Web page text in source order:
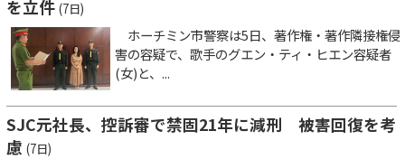
を立件 (7日)
ホーチミン市警察は5日、著作権・著作隣接権侵
害の容疑で、歌手のグエン・ティ・ヒエン容疑者
(女)と、...
SJC元社長、控訴審で禁固21年に減刑 被害回復を考
慮 (7日)